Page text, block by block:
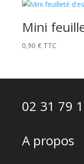
Mini
0,90 € TTC
02 31 79
A propos